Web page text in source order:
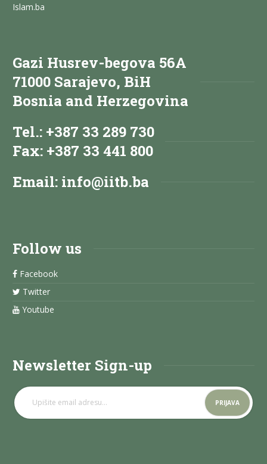
Islam.ba
Gazi Husrev-begova 56A
71000 Sarajevo, BiH
Bosnia and Herzegovina
Tel.: +387 33 289 730
Fax: +387 33 441 800
Email: info@iitb.ba
Follow us
Facebook
Twitter
Youtube
Newsletter Sign-up